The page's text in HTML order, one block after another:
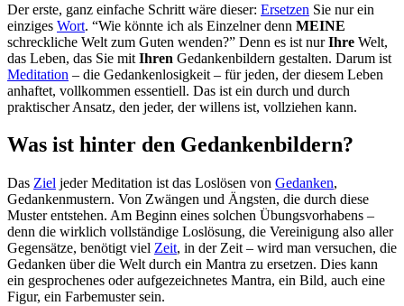
Der erste, ganz einfache Schritt wäre dieser: Ersetzen Sie nur ein
einziges Wort. “Wie könnte ich als Einzelner denn MEINE
schreckliche Welt zum Guten wenden?” Denn es ist nurIhre Welt,
das Leben, das Sie mit Ihren Gedankenbildern gestalten. Darum ist
Meditation – die Gedankenlosigkeit – für jeden, der diesem Leben
anhaftet, vollkommen essentiell. Das ist ein durch und durch
praktischer Ansatz, den jeder, der willens ist, vollziehen kann.
Was ist hinter den Gedankenbildern?
Das Ziel jeder Meditation ist das Loslösen von Gedanken,
Gedankenmustern. Von Zwängen und Ängsten, die durch diese
Muster entstehen. Am Beginn eines solchen Übungsvorhabens –
denn die wirklich vollständige Loslösung, die Vereinigung also aller
Gegensätze, benötigt viel Zeit, in der Zeit – wird man versuchen, die
Gedanken über die Welt durch ein Mantra zu ersetzen. Dies kann
ein gesprochenes oder aufgezeichnetes Mantra, ein Bild, auch eine
Figur, ein Farbemuster sein.